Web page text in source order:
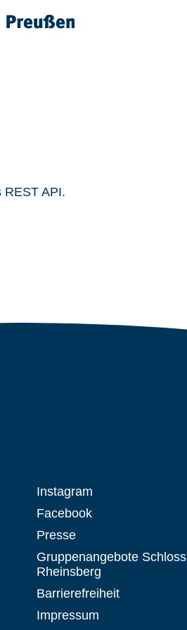
REST API.
Instagram
Facebook
Presse
Gruppenangebote Schloss
Rheinsberg
Barrierefreiheit
Impressum